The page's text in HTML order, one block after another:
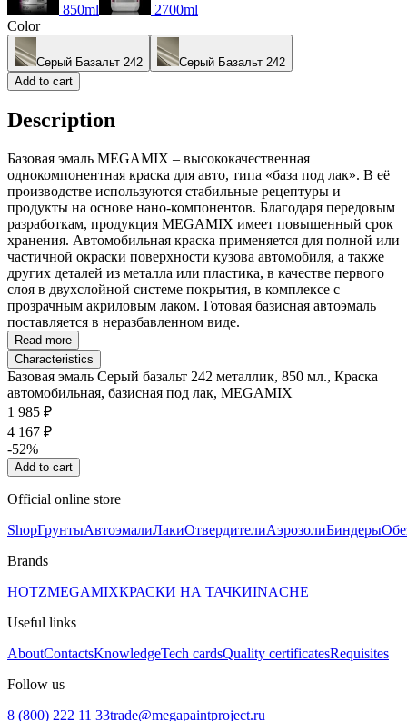
850ml
2700ml
Color
Серый Базальт 242
Серый Базальт 242
Add to cart
Description
Базовая эмаль MEGAMIX – высококачественная
однокомпонентная краска для авто, типа «база под лак». В её
производстве используются стабильные рецептуры и
продукты на основе нано-компонентов. Благодаря передовым
разработкам, продукция MEGAMIX имеет повышенный срок
хранения. Автомобильная краска применяется для полной или
частичной окраски поверхности кузова автомобиля, а также
других деталей из металла или пластика, в качестве первого
слоя в двухслойной системе покрытия, в комплексе с
прозрачным акриловым лаком. Готовая базисная автоэмаль
поставляется в неразбавленном виде.
Read more
Characteristics
Базовая эмаль Серый базальт 242 металлик, 850 мл., Краска
автомобильная, базисная под лак, MEGAMIX
1 985 ₽
4 167 ₽
-52%
Add to cart
Official online store
ShopГрунтыАвтоэмалиЛакиОтвердителиАэрозолиБиндеры
Brands
HOTZMEGAMIXКРАСКИ НА ТАЧКИINACHE
Useful links
AboutContactsKnowledgeTech cardsQuality certificatesRequisites
Follow us
8 (800) 222 11 33trade@megapaintproject.ru